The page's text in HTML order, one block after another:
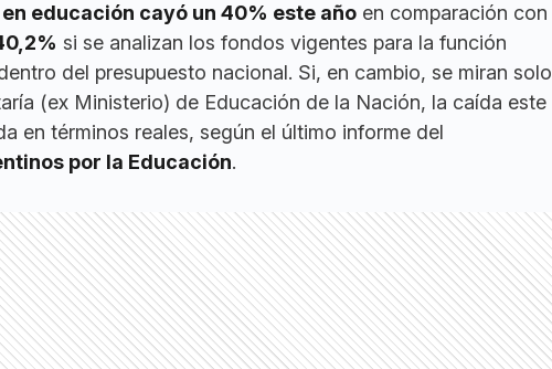
educación cayó un 40% este año en comparación con
si se analizan los fondos vigentes para la función
del presupuesto nacional. Si, en cambio, se miran solo
(ex Ministerio) de Educación de la Nación, la caída este
en términos reales, según el último informe del
por la Educación.